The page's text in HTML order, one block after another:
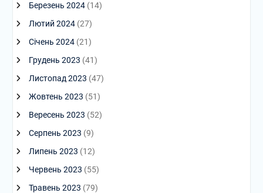
Березень 2024(14)
Лютий 2024(27)
Січень 2024(21)
Грудень 2023 (41)
Листопад 2023 (47)
Жовтень 2023 (51)
Вересень 2023 (52)
Серпень 2023 (9)
Липень 2023 (12)
Червень 2023 (55)
Травень 2023 (79)